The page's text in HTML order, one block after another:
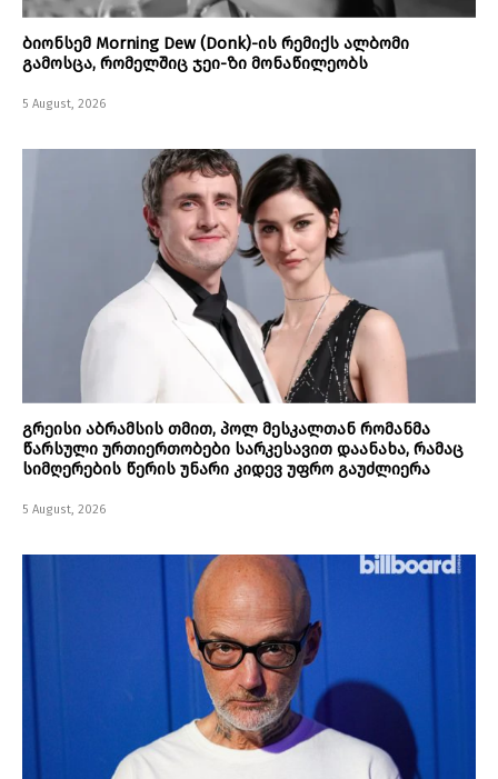
ბიონსემ Morning Dew (Donk)-ის რემიქს ალბომი
გამოსცა, რომელშიც ჯეი-ზი მონაწილეობს
5 August, 2026
გრეისი აბრამსის თმით, პოლ მესკალთან რომანმა
წარსული ურთიერთობები სარკესავით დაანახა, რამაც
სიმღერების წერის უნარი კიდევ უფრო გაუძლიერა
5 August, 2026